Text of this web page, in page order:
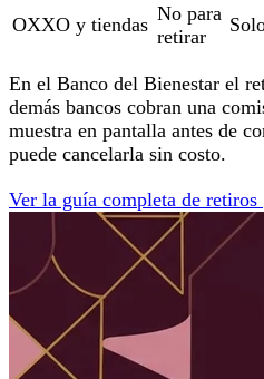
OXXO y tiendas No para
retirar
En el Banco del Bienestar el
demás bancos cobran una
muestra en pantalla antes de
puede cancelarla sin costo.
Ver la guía completa de retiros